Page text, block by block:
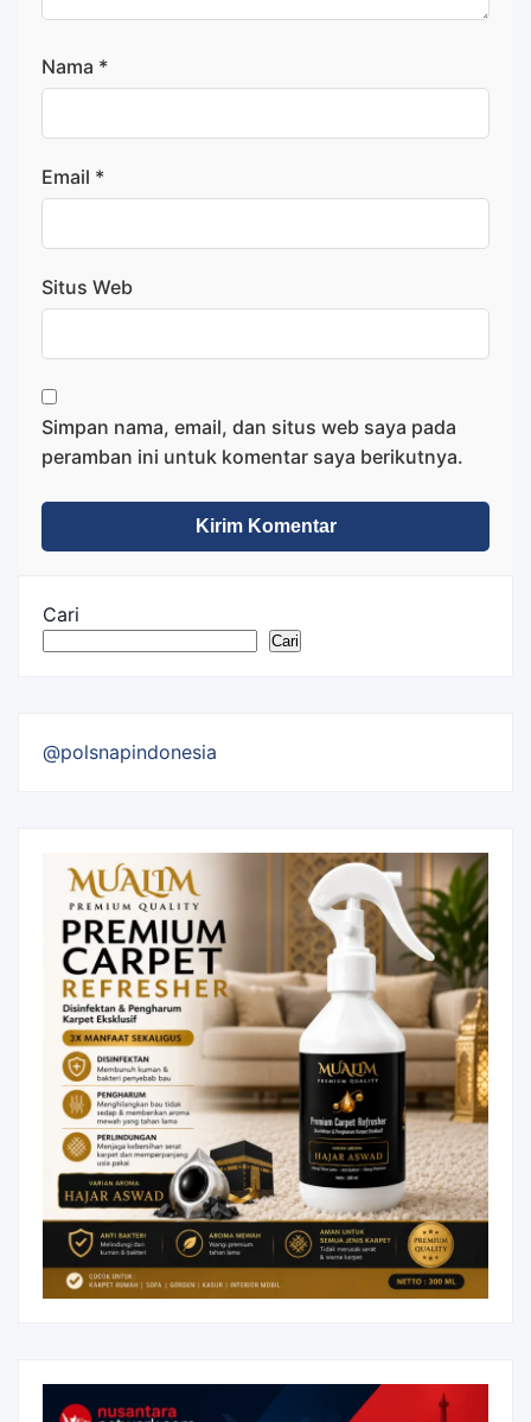
Nama *
Email *
Situs Web
Simpan nama, email, dan situs web saya pada
peramban ini untuk komentar saya berikutnya.
Cari
Cari
@polsnapindonesia